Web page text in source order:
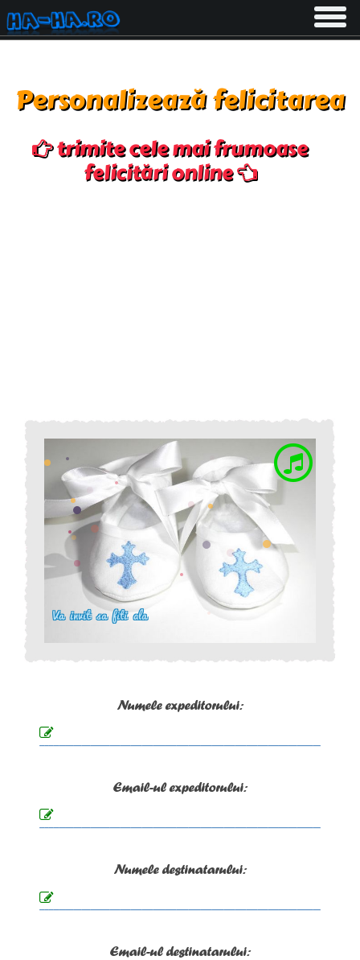
Toggle
Personalizează felicitarea
trimite cele mai frumoase
felicitări online
Numele expeditorului:
Email-ul expeditorului:
Numele destinatarului:
Email-ul destinatarului: